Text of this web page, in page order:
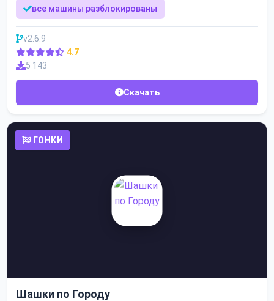
все машины разблокированы
v2.6.9
4.7
5 143
Скачать
ГОНКИ
Шашки по Городу